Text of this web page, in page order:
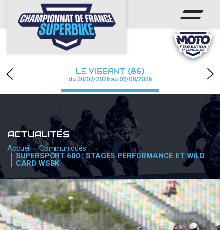
ACCUEIL
CHAMPIONNAT
CALENDRIER
PHOTOS / WEB TV
PARTENAIRES
PRESSE
PRESSE
accéder à la billetterie
LE VIGEANT (86)
du 30/07/2026 au 02/08/2026
ACTUALITÉS
Accueil
Communiqués
SUPERSPORT 600 : STAGES PERFORMANCE ET WILD
CARD WSBK